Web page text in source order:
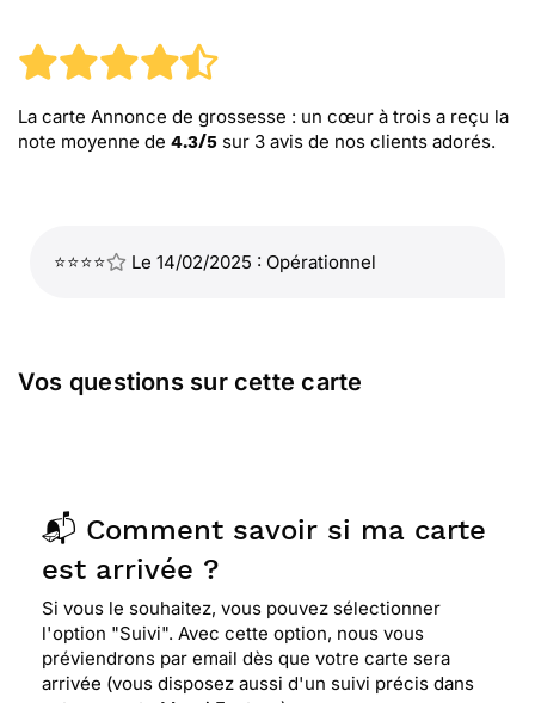
La carte Annonce de grossesse : un cœur à trois a reçu la
note moyenne de 4.3/5 sur 3 avis de nos clients adorés.
⭐⭐⭐⭐ Le 14/02/2025 : Opérationnel
Vos questions sur cette carte
📬 Comment savoir si ma carte
est arrivée ?
Si vous le souhaitez, vous pouvez sélectionner
l'option "Suivi". Avec cette option, nous vous
préviendrons par email dès que votre carte sera
arrivée (vous disposez aussi d'un suivi précis dans